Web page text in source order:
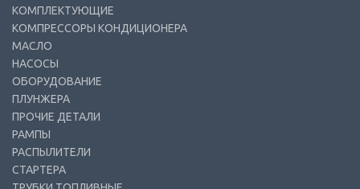
КОМПЛЕКТУЮЩИЕ
КОМПРЕССОРЫ КОНДИЦИОНЕРА
МАСЛО
НАСОСЫ
ОБОРУДОВАНИЕ
ПЛУНЖЕРА
ПРОЧИЕ ДЕТАЛИ
РАМПЫ
РАСПЫЛИТЕЛИ
СТАРТЕРА